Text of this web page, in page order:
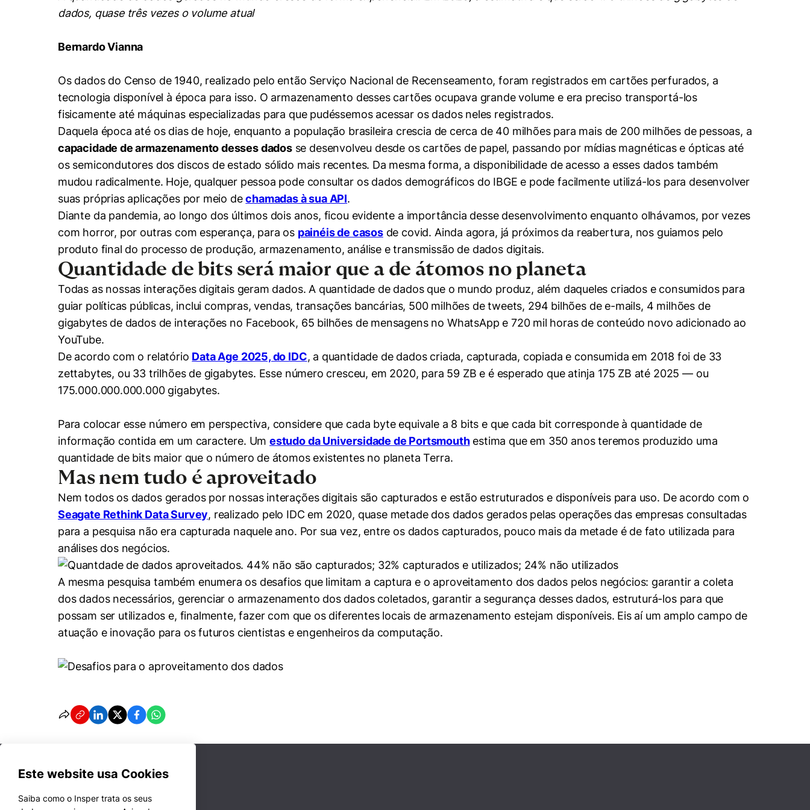
Conhecimento
Hub de Inovação e
Women in Action
Sala de Imprensa
Pesquisa na Graduação
Comitê de Ética em
Pesquisa
Linkedin
dados, quase três vezes o volume atual
Bernardo Vianna
Os dados do Censo de 1940, realizado pelo então Serviço Nacional de Recenseamento, foram registrados em cartões perfurados, a
tecnologia disponível à época para isso. O armazenamento desses cartões ocupava grande volume e era preciso transportá-los
fisicamente até máquinas especializadas para que pudéssemos acessar os dados neles registrados.
Daquela época até os dias de hoje, enquanto a população brasileira crescia de cerca de 40 milhões para mais de 200 milhões de pessoas, a
capacidade de armazenamento desses dadosse desenvolveu desde os cartões de papel, passando por mídias magnéticas e ópticas até
os semicondutores dos discos de estado sólido mais recentes. Da mesma forma, a disponibilidade de acesso a esses dados também
mudou radicalmente. Hoje, qualquer pessoa pode consultar os dados demográficos do IBGE e pode facilmente utilizá-los para desenvolver
suas próprias aplicações por meio dechamadas à sua API.
Diante da pandemia, ao longo dos últimos dois anos, ficou evidente a importância desse desenvolvimento enquanto olhávamos, por vezes
com horror, por outras com esperança, para os painéis de casosde covid. Ainda agora, já próximos da reabertura, nos guiamos pelo
produto final do processo de produção, armazenamento, análise e transmissão de dados digitais.
Quantidade de bits será maior que a de átomos no planeta
Todas as nossas interações digitais geram dados. A quantidade de dados que o mundo produz, além daqueles criados e consumidos para
guiar políticas públicas, inclui compras, vendas, transações bancárias, 500 milhões de tweets, 294 bilhões de e-mails, 4 milhões de
gigabytes de dados de interações no Facebook, 65 bilhões de mensagens no WhatsApp e 720 mil horas de conteúdo novo adicionado ao
YouTube.
De acordo com o relatório Data Age 2025, do IDC, a quantidade de dados criada, capturada, copiada e consumida em 2018 foi de 33
zettabytes, ou 33 trilhões de gigabytes. Esse número cresceu, em 2020, para 59 ZB e é esperado que atinja 175 ZB até 2025 — ou
175.000.000.000.000 gigabytes.
Para colocar esse número em perspectiva, considere que cada byte equivale a 8 bits e que cada bit corresponde à quantidade de
informação contida em um caractere. Um estudo da Universidade de Portsmouthestima que em 350 anos teremos produzido uma
quantidade de bits maior que o número de átomos existentes no planeta Terra.
Mas nem tudo é aproveitado
Nem todos os dados gerados por nossas interações digitais são capturados e estão estruturados e disponíveis para uso. De acordo com o
Seagate Rethink Data Survey, realizado pelo IDC em 2020, quase metade dos dados gerados pelas operações das empresas consultadas
para a pesquisa não era capturada naquele ano. Por sua vez, entre os dados capturados, pouco mais da metade é de fato utilizada para
análises dos negócios.
A mesma pesquisa também enumera os desafios que limitam a captura e o aproveitamento dos dados pelos negócios: garantir a coleta
dos dados necessários, gerenciar o armazenamento dos dados coletados, garantir a segurança desses dados, estruturá-los para que
possam ser utilizados e, finalmente, fazer com que os diferentes locais de armazenamento estejam disponíveis. Eis aí um amplo campo de
atuação e inovação para os futuros cientistas e engenheiros da computação.
Este website usa Cookies
Saiba como o Insper trata os seus
Cookies estritamente necessários
Cookies de preferências de usuário